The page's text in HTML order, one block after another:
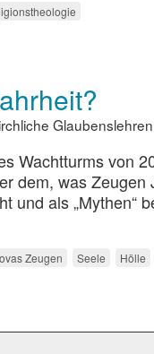
Glaubenslehren
Wachtturms von
dem, was
und als „Mythen“
Zeugen Seele Hölle